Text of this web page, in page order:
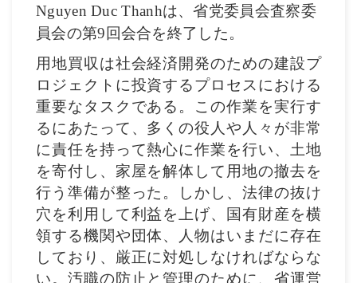
Nguyen Duc Thanhは、省党委員会査察委
員会の第9回会合を終了した。
用地買収は社会経済開発のための建設プ
ロジェクトに投資するプロセスにおける
重要なタスクである。この作業を実行す
るにあたって、多くの役人や人々が非常
に責任を持って熱心に作業を行い、土地
を寄付し、家屋を解体して用地の撤去を
行う準備が整った。しかし、法律の抜け
穴を利用して利益を上げ、国有財産を横
領する機関や団体、人物はいまだに存在
しており、厳正に対処しなければならな
い。汚職の防止と管理のために、省運営